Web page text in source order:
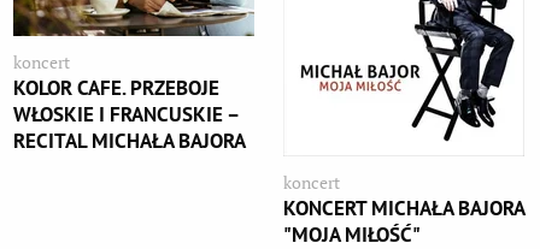
koncert
KOLOR CAFE. PRZEBOJE
WŁOSKIE I FRANCUSKIE –
RECITAL MICHAŁA BAJORA
koncert
KONCERT MICHAŁA BAJORA
"MOJA MIŁOŚĆ"